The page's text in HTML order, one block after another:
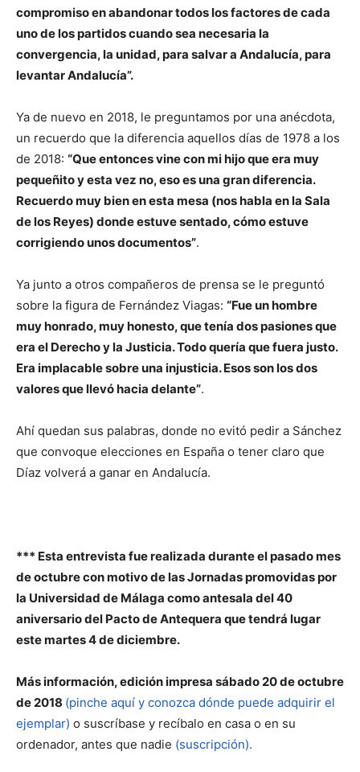
compromiso en abandonar todos los factores de cada
uno de los partidos cuando sea nece­saria la
convergencia, la unidad, para salvar a Andalucía, para
levantar An­dalucía”.
Ya de nuevo en 2018, le preguntamos por una anécdota,
un recuerdo que la diferencia aquellos días de 1978 a los
de 2018: “Que entonces vine con mi hijo que era muy
pequeñito y esta vez no, eso es una gran diferencia.
Recuerdo muy bien en esta mesa (nos habla en la Sala
de los Reyes) donde estuve sentado, cómo estuve
corrigiendo unos documentos”.
Ya junto a otros compañeros de prensa se le preguntó
sobre la figura de Fernández Viagas: “Fue un hombre
muy honrado, muy honesto, que tenía dos pasiones que
era el Derecho y la Justicia. Todo quería que fuera justo.
Era implacable sobre una injusticia. Esos son los dos
valores que llevó hacia delante”.
Ahí quedan sus palabras, donde no evitó pedir a Sánchez
que convoque elecciones en España o tener claro que
Díaz volverá a ganar en Andalucía.
*** Esta entrevista fue realizada durante el pasado mes
de octubre con motivo de las Jornadas promovidas por
la Universidad de Málaga como antesala del 40
aniversario del Pacto de Antequera que tendrá lugar
este martes 4 de diciembre.
Más información, edición impresa sábado 20 de octubre
de 2018 (pinche aquí y conozca dónde puede adquirir el
ejemplar) o suscríbase y recíbalo en casa o en su
ordenador, antes que nadie (suscripción).